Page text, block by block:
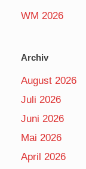
WM 2026
Archiv
August 2026
Juli 2026
Juni 2026
Mai 2026
April 2026